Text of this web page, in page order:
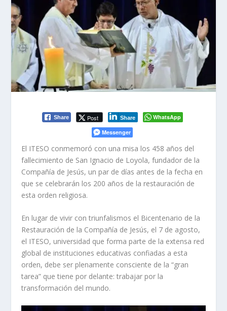
Share Post Share
WhatsApp
Messenger
El ITESO conmemoró con una misa los 458 años del
fallecimiento de San Ignacio de Loyola, fundador de la
Compañía de Jesús, un par de días antes de la fecha en
que se celebrarán los 200 años de la restauración de
esta orden religiosa.
En lugar de vivir con triunfalismos el Bicentenario de la
Restauración de la Compañía de Jesús, el 7 de agosto,
el ITESO, universidad que forma parte de la extensa red
global de instituciones educativas confiadas a esta
orden, debe ser plenamente consciente de la “gran
tarea” que tiene por delante: trabajar por la
transformación del mundo.